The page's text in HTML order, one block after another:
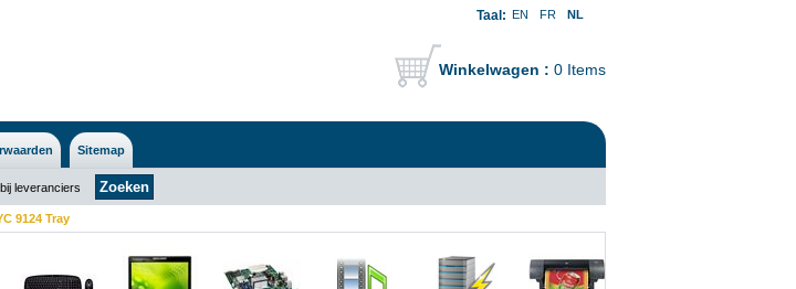
Taal: EN FR
NL
Winkelwagen : 0 Items
Sitemap
leveranciers
9124 Tray